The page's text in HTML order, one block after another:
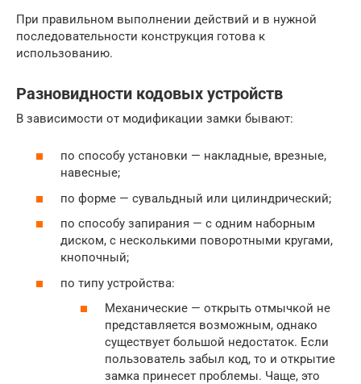
При правильном выполнении действий и в нужной
последовательности конструкция готова к
использованию.
Разновидности кодовых устройств
В зависимости от модификации замки бывают:
по способу установки — накладные, врезные,
навесные;
по форме — сувальдный или цилиндрический;
по способу запирания — с одним наборным
диском, с несколькими поворотными кругами,
кнопочный;
по типу устройства:
Механические — открыть отмычкой не
представляется возможным, однако
существует большой недостаток. Если
пользователь забыл код, то и открытие
замка принесет проблемы. Чаще, это